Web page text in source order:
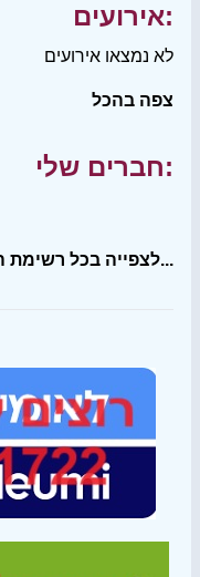
אירועים:
לא נמצאו אירועים
צפה בהכל
חברים שלי:
לצפייה בכל רשימת החברים שלי...